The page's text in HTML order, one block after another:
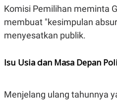
Komisi Pemilihan meminta
membuat "kesimpulan
menyesatkan publik.
Isu Usia dan Masa Depan
Menjelang ulang tahunnya